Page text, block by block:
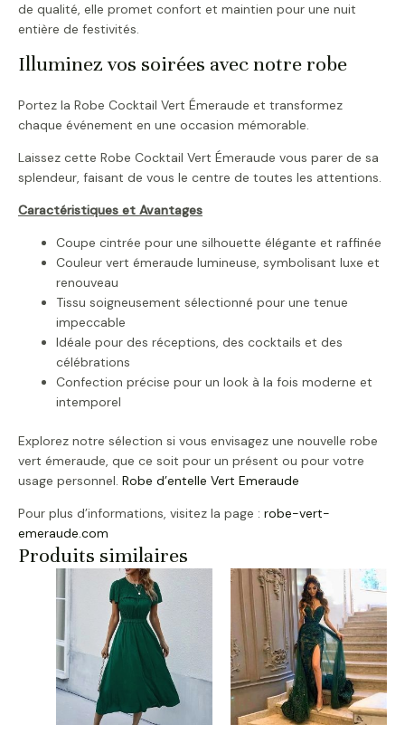
de qualité, elle promet confort et maintien pour une nuit
entière de festivités.
Illuminez vos soirées avec notre robe
Portez la Robe Cocktail Vert Émeraude et transformez
chaque événement en une occasion mémorable.
Laissez cette Robe Cocktail Vert Émeraude vous parer de sa
splendeur, faisant de vous le centre de toutes les attentions.
Caractéristiques et Avantages
Coupe cintrée pour une silhouette élégante et raffinée
Couleur vert émeraude lumineuse, symbolisant luxe et
renouveau
Tissu soigneusement sélectionné pour une tenue
impeccable
Idéale pour des réceptions, des cocktails et des
célébrations
Confection précise pour un look à la fois moderne et
intemporel
Explorez notre sélection si vous envisagez une nouvelle robe
vert émeraude, que ce soit pour un présent ou pour votre
usage personnel. Robe d’entelle Vert Emeraude
Pour plus d’informations, visitez la page : robe-vert-
emeraude.com
Produits similaires